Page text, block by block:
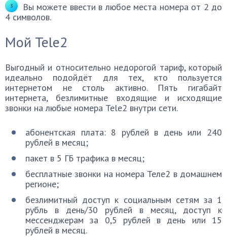
Вы можете ввести в любое места номера от 2 до
4 символов.
Мой Tele2
Выгодный и относительно недорогой тариф, который
идеально подойдёт для тех, кто пользуется
интернетом не столь активно. Пять гигабайт
интернета, безлимитные входящие и исходящие
звонки на любые номера Tele2 внутри сети.
абонентская плата: 8 рублей в день или 240
рублей в месяц;
пакет в 5 ГБ трафика в месяц;
бесплатные звонки на номера Теле2 в домашнем
регионе;
безлимитный доступ к социальным сетям за 1
рубль в день/30 рублей в месяц, доступ к
мессенджерам за 0,5 рублей в день или 15
рублей в месяц.